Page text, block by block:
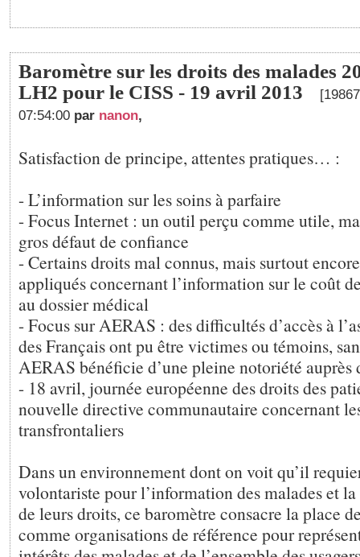
Baromètre sur les droits des malades
LH2 pour le CISS - 19 avril 2013
07:54:00 par nanon,
Satisfaction de principe, attentes pratiques… :
- L’information sur les soins à parfaire
- Focus Internet : un outil perçu comme utile,
gros défaut de confiance
- Certains droits mal connus, mais surtout
appliqués concernant l’information sur le coût
au dossier médical
- Focus sur AERAS : des difficultés d’accès à
des Français ont pu être victimes ou témoins,
AERAS bénéficie d’une pleine notoriété auprès
- 18 avril, journée européenne des droits des
nouvelle directive communautaire concernant
transfrontaliers
Dans un environnement dont on voit qu’il
volontariste pour l’information des malades et
de leurs droits, ce baromètre consacre la place
comme organisations de référence pour